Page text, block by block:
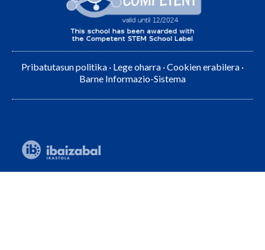
Pribatutasun politika · Lege oharra ·Cookien erabilera ·
Barne Informazio-Sistema